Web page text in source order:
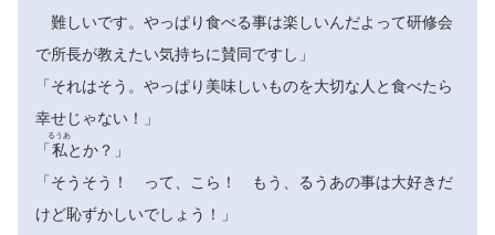
難しいです。やっぱり食べる事は楽しいんだよって研修会
で所長が教えたい気持ちに賛同ですし」
「それはそう。やっぱり美味しいものを大切な人と食べたら
幸せじゃない！」
「私
るうあ
とか？」
「そうそう！ って、こら！ もう、るうあの事は大好きだ
けど恥ずかしいでしょう！」